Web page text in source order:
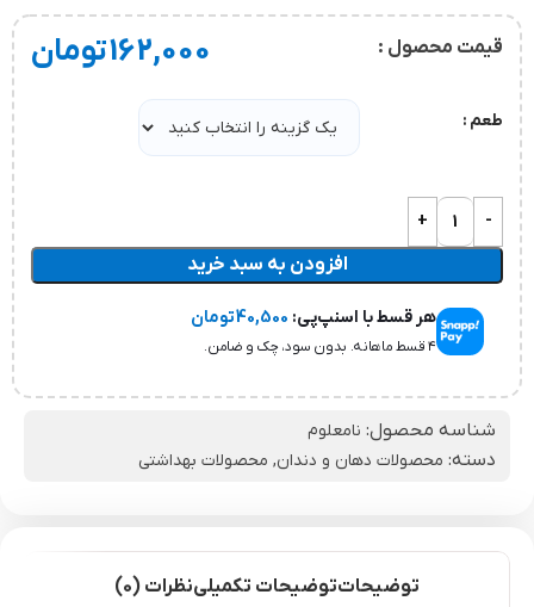
قیمت محصول : 162,000تومان
طعم
افزودن به سبد خرید
هر قسط با اسنپ‌پی: 40,500تومان
۴ قسط ماهانه. بدون سود، چک و ضامن.
شناسه محصول: نامعلوم
دسته: محصولات دهان و دندان, محصولات بهداشتی
توضیحاتتوضیحات تکمیلینظرات (0)